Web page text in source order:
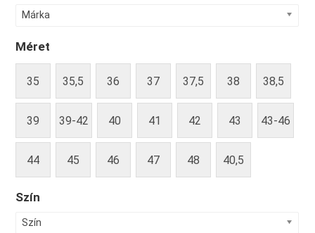
Márka
Méret
35 35,5 36 37 37,5 38 38,5
39 39-42 40 41 42 43 43-46
44 45 46 47 48 40,5
Szín
Szín